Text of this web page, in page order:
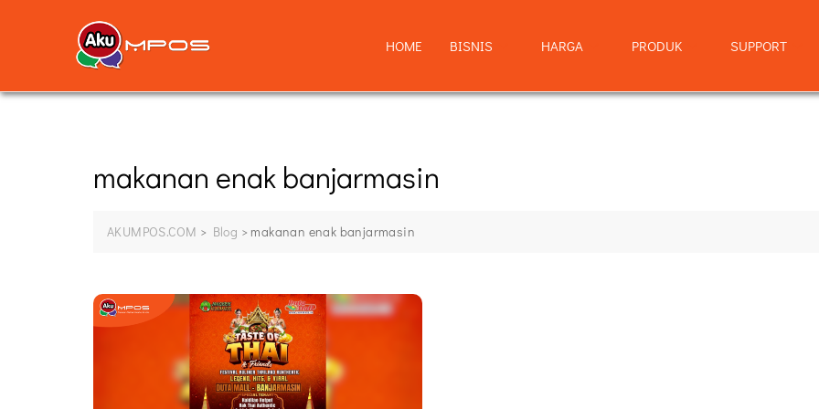
HOME BISNIS HARGA PRODUK SUPPORT
makanan enak banjarmasin
AKUMPOS.COM > Blog > makanan enak banjarmasin